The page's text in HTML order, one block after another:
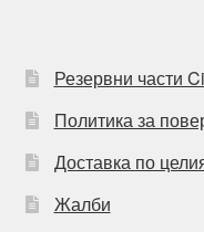
Резервни части
Политика за
Доставка по
Жалби